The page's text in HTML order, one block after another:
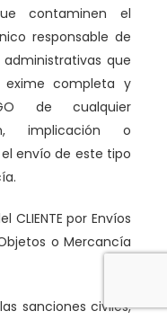
contaminen el
responsable de
administrativas que
completa y
de cualquier
implicación o
envío de este tipo
CLIENTE por Envíos
o Mercancía
sanciones civiles,